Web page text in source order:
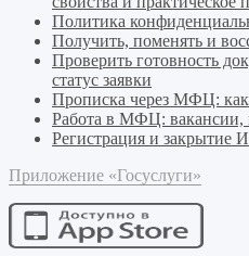
Политика
Получить, поменять и
Проверить готовность
статус заявки
Прописка через МФЦ: как
Работа в МФЦ: вакансии,
Регистрация и
Приложение «Госуслуги»